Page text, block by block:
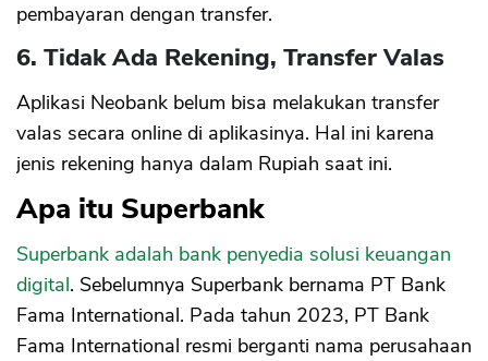
pembayaran dengan transfer.
6. Tidak Ada Rekening, Transfer Valas
Aplikasi Neobank belum bisa melakukan transfer
valas secara online di aplikasinya. Hal ini karena
jenis rekening hanya dalam Rupiah saat ini.
Apa itu Superbank
Superbank adalah bank penyedia solusi keuangan
digital. Sebelumnya Superbank bernama PT Bank
Fama International. Pada tahun 2023, PT Bank
Fama International resmi berganti nama perusahaan